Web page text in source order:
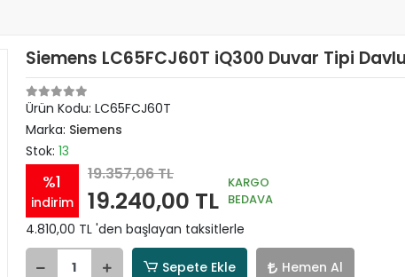
Siemens LC65FCJ60T iQ300 Duvar Tipi
Ürün Kodu: LC65FCJ60T
Marka: Siemens
Stok: 13
%1
indirim
19.357,06 TL
19.240,00 TL
KARGO
BEDAVA
4.810,00 TL 'den başlayan taksitlerle
Sepete Ekle Hemen Al